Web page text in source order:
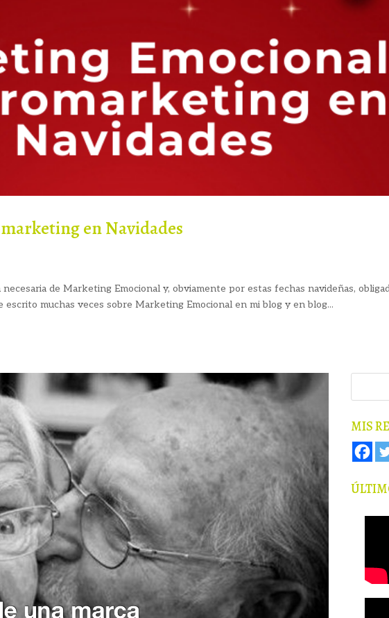
en Navidades
de Marketing Emocional y, obviamente por estas fechas navideñas,
muchas veces sobre Marketing Emocional en mi blog y en blog...
MIS